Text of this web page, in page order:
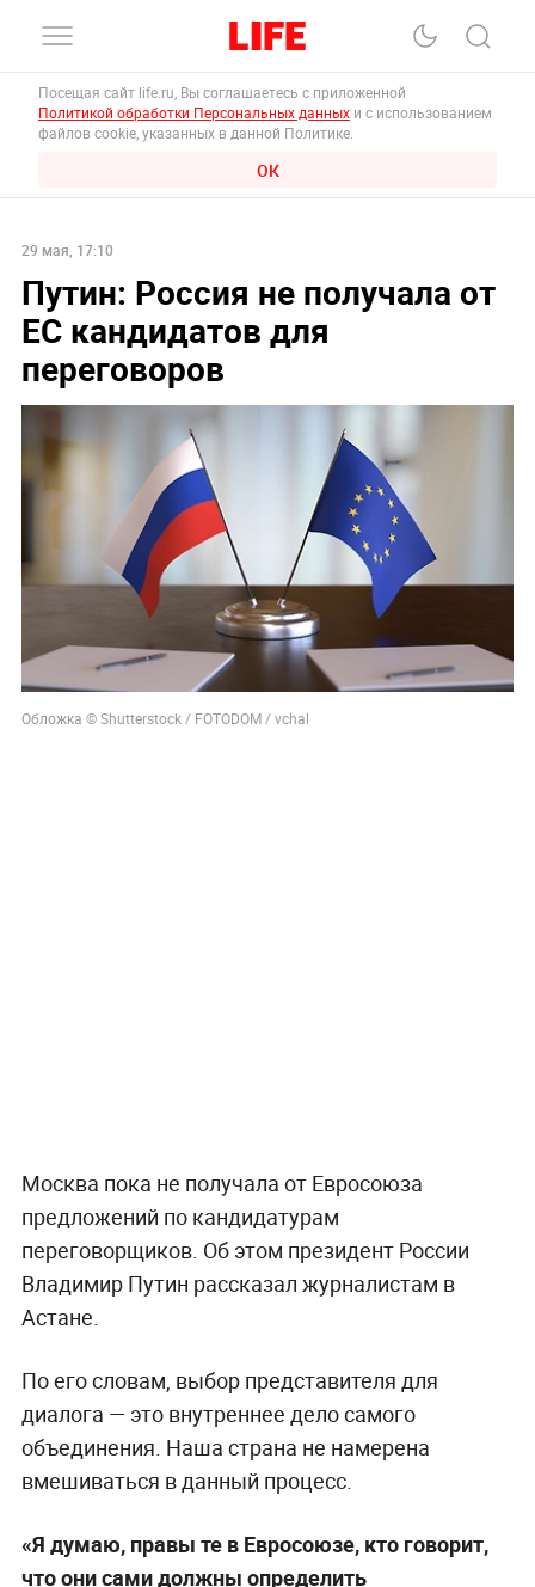
Посещая сайт life.ru, Вы соглашаетесь с приложенной
Политикой обработки Персональных данных и с использованием
файлов cookie, указанных в данной Политике.
ОК
29 мая, 17:10
Путин: Россия не получала от
ЕС кандидатов для
переговоров
Обложка © Shutterstock / FOTODOM / vchal
Москва пока не получала от Евросоюза
предложений по кандидатурам
переговорщиков. Об этом президент России
Владимир Путин рассказал журналистам в
Астане.
По его словам, выбор представителя для
диалога — это внутреннее дело самого
объединения. Наша страна не намерена
вмешиваться в данный процесс.
«Я думаю, правы те в Евросоюзе, кто говорит,
что они сами должны определить